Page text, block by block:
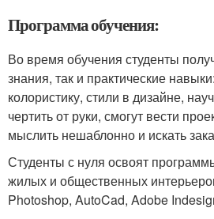
Программа обучения:
Во время обучения студенты
знания, так и практические
колористику, стили в дизайне,
чертить от руки, смогут вести
мыслить нешаблонно и искать
Студенты с нуля освоят
жилых и общественных
Photoshop, AutoCad, Adobe